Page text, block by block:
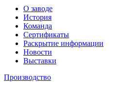
О заводе
История
Команда
Сертификаты
Раскрытие информации
Новости
Выставки
Производство